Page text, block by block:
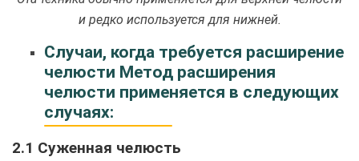
и редко используется для нижней.
Случаи, когда требуется расширение
челюсти Метод расширения
челюсти применяется в следующих
случаях:
2.1 Суженная челюсть